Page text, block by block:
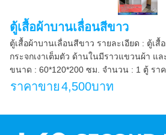
ตู้เสื้อผ้าบานเลื่อนสีขาว
ตู้เสื้อผ้าบานเลื่อนสีขาว รายละเอียด : ตู้เสื้
กระจกเงาเต็มตัว ด้านในมีราวแขวนผ้า แ
ขนาด : 60*120*200 ซม. จำนวน : 1 ตู้ ราค
ราคาขาย4,500บาท